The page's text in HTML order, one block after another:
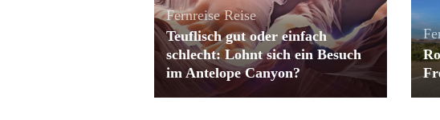
Fernreise Reise
Teuflisch gut oder einfach
schlecht: Lohnt sich ein Besuch
im Antelope Canyon?